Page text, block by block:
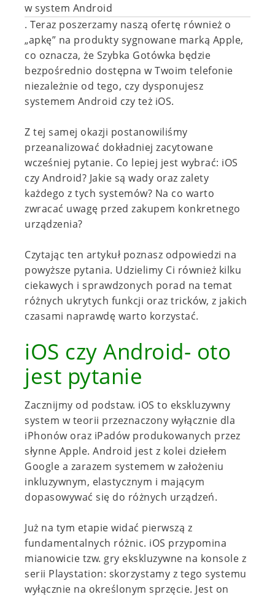
w system Android
. Teraz poszerzamy naszą ofertę również o
„apkę” na produkty sygnowane marką Apple,
co oznacza, że Szybka Gotówka będzie
bezpośrednio dostępna w Twoim telefonie
niezależnie od tego, czy dysponujesz
systemem Android czy też iOS.
Z tej samej okazji postanowiliśmy
przeanalizować dokładniej zacytowane
wcześniej pytanie. Co lepiej jest wybrać: iOS
czy Android? Jakie są wady oraz zalety
każdego z tych systemów? Na co warto
zwracać uwagę przed zakupem konkretnego
urządzenia?
Czytając ten artykuł poznasz odpowiedzi na
powyższe pytania. Udzielimy Ci również kilku
ciekawych i sprawdzonych porad na temat
różnych ukrytych funkcji oraz tricków, z jakich
czasami naprawdę warto korzystać.
iOS czy Android- oto
jest pytanie
Zacznijmy od podstaw. iOS to ekskluzywny
system w teorii przeznaczony wyłącznie dla
iPhonów oraz iPadów produkowanych przez
słynne Apple. Android jest z kolei dziełem
Google a zarazem systemem w założeniu
inkluzywnym, elastycznym i mającym
dopasowywać się do różnych urządzeń.
Już na tym etapie widać pierwszą z
fundamentalnych różnic. iOS przypomina
mianowicie tzw. gry ekskluzywne na konsole z
serii Playstation: skorzystamy z tego systemu
wyłącznie na określonym sprzęcie. Jest on